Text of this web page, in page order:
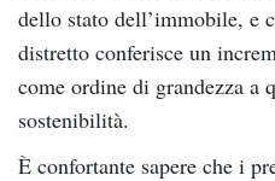
dello stato dell’immobile, e
distretto conferisce un
come ordine di grandezza a
sostenibilità.
È confortante sapere che i